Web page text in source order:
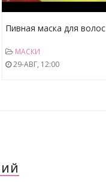
Пивная маска для волос
МАСКИ
29-АВГ, 12:00